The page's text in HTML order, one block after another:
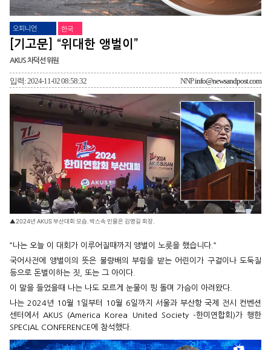
오피니언 한국
[기고문] “위대한 앵벌이”
AKUS 차덕선 위원
입력: 2024-11-02 08:58:32 NNPinfo@newsandpost.com
▲2024년 AKUS 부산대회 모습. 박스속 인물은 김영길 회장.
“나는 오늘 이 대회가 이루어질때까지 앵벌이 노릇을 했습니다.“
국어사전에 앵벌이의 뜻은 불량배의 부림을 받는 어린이가 구걸이나 도둑질
등으로 돈벌이하는 짓, 또는 그 아이다.
이 말을 들었을때 나는 나도 모르게 눈물이 핑 돌며 가슴이 아려왔다.
나는 2024년 10월 1일부터 10월 6일까지 서울과 부산항 국제 전시 컨벤션
센터에서 AKUS (America Korea United Society -한미연합회)가 행한
SPECIAL CONFERENCE에 참석했다.